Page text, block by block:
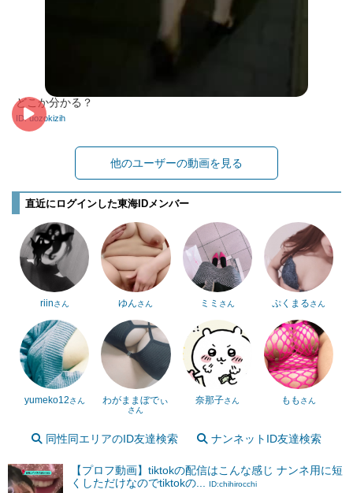
どこか分かる？
ID: uozokizih
他のユーザーの動画を見る
直近にログインした東海IDメンバー
riinさん ゆんさん ミミ さん ぷくまるさん
yumeko12さん わがままぼでぃ
さん
奈那子さん もも さん
同性同エリアのID友達検索 ナンネットID友達検索
【プロフ動画】tiktokの配信はこんな感じ ナンネ用に短
くしただけなのでtiktokの...
ID:chihirocchi